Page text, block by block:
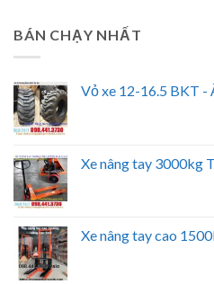
BÁN CHẠY NHẤT
Vỏ xe 12-16.5 BKT -
Xe nâng tay 3000kg
Xe nâng tay cao